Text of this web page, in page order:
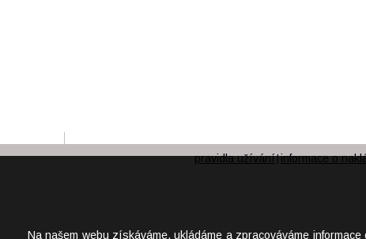
pravidla užívání|informace o
Na našem webu získáváme, ukládáme a zpracováváme